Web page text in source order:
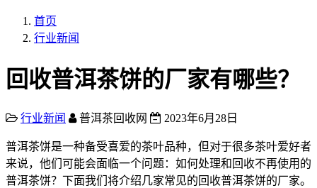
首页
行业新闻
回收普洱茶饼的厂家有哪些？
行业新闻 普洱茶回收网 2023年6月28日
普洱茶饼是一种备受喜爱的茶叶品种，但对于很多茶叶爱好者
来说，他们可能会面临一个问题：如何处理和回收不再使用的
普洱茶饼？下面我们将介绍几家常见的回收普洱茶饼的厂家。